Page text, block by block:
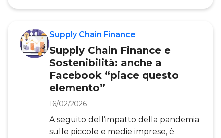
Dopo diversi annunci, è stata
Finance, basata su pegno rotativo non
blockchain. L’applicazione è avvenuta
a beneficio di Latteria Soresina, che ha
così ottenuto un finanziamento
usando come garanzia le proprie
forme di Grana Padano. Qualcuno che
leggerà questo articolo potrà pensare
che sia qualcosa di già visto, non è di c
Supply Chain Finance
Supply Chain Finance e
Sostenibilità: anche a
Facebook “piace questo
elemento”
16/02/2026
A seguito dell’impatto della pandemia
sulle piccole e medie imprese, è